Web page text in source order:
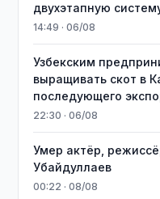
двухэтапную
14:49 · 06/08
Узбекским
выращивать скот в
последующего
22:30 · 06/08
Умер актёр,
Убайдуллаев
00:22 · 08/08